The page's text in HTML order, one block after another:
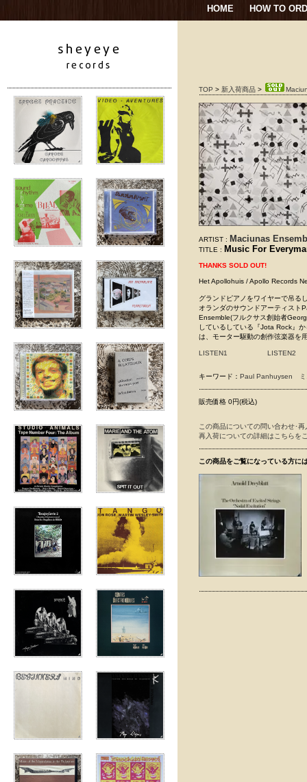
HOME HOW TO
TOP > 新入荷商品 >
ARTIST : Maciunas
TITLE : Music For
THANKS SOLD OUT!
Het Apollohuis / Apollo Records
グランドピアノをワイヤーで吊る
オランダのサウンドアーティスト
Ensemble(フルクサス創始者
しているしている『Jota Rock』
は、モーター駆動の創作弦楽器を
LISTEN1 LISTEN2
キーワード： Paul Panhuysen
販売価格 0円(税込)
この商品についての問い合わせ･
再入荷についての詳細はこちらを
この商品をご覧になっている方に